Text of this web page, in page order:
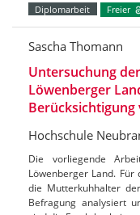
Diplomarbeit Freier
Sascha Thomann
Untersuchung
Löwenberger
Hochschule
Die vorliegende
Löwenberger Land.
die Mutterkuhhalter
Befragung analysiert